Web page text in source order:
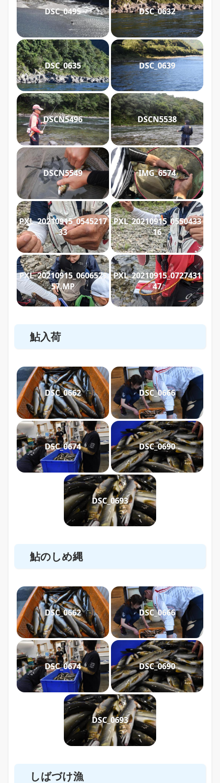
DSC_0495 DSC_0632
DSC_0635 DSC_0639
DSCN5496 DSCN5538
DSCN5549 IMG_6574
PXL_20210915_0545217
33
PXL_20210915_0550433
16
PXL_20210915_0606523
57.MP
PXL_20210915_0727431
47
鮎入荷
DSC_0662 DSC_0666
DSC_0674 DSC_0690
DSC_0693
鮎のしめ縄
DSC_0662 DSC_0666
DSC_0674 DSC_0690
DSC_0693
しばづけ漁